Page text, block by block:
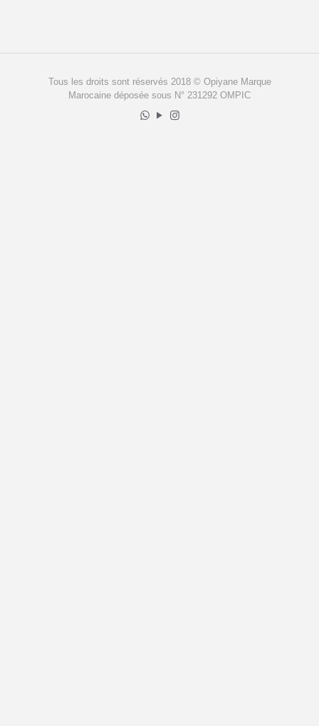
Tous les droits sont réservés 2018 © Opiyane Marque
Marocaine déposée sous N° 231292 OMPIC